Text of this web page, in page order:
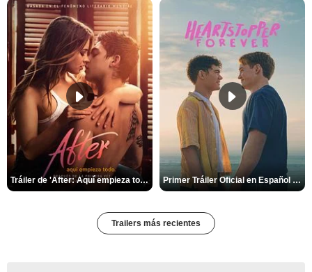
Tráiler de 'After: Aquí empieza todo' Primer Tráiler Oficial en Español de 'Heartstopper Forever'
Trailers más recientes